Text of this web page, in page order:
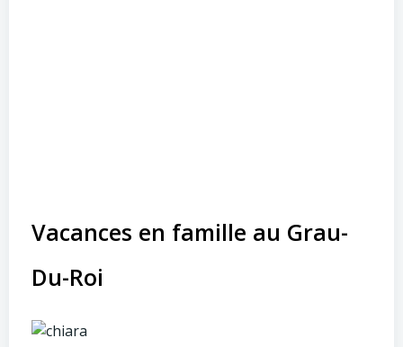
Vacances en famille au Grau-
Du-Roi